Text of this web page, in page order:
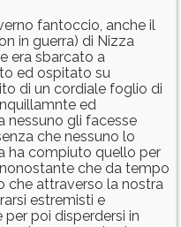
fantoccio, anche il
in guerra) di Nizza
era sbarcato a
ed ospitato su
di un cordiale foglio di
ed
nessuno gli facesse
che nessuno lo
ha compiuto quello per
che da tempo
che attraverso la nostra
estremisti e
poi disperdersi in